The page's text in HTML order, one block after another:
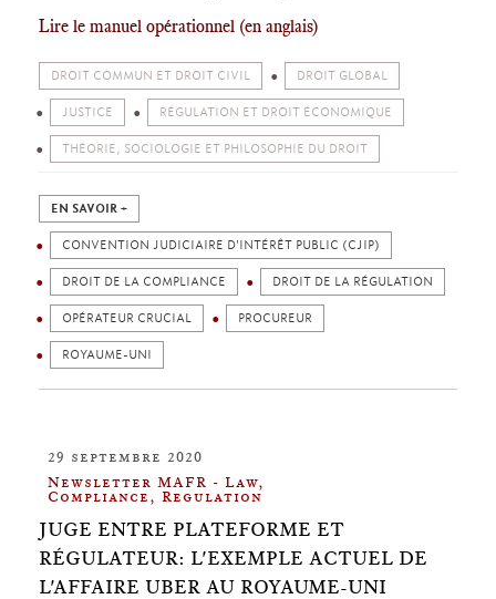
Lire le manuel opérationnel (en anglais)
DROIT COMMUN ET DROIT CIVIL DROIT GLOBAL
JUSTICE RÉGULATION ET DROIT ÉCONOMIQUE
THÉORIE, SOCIOLOGIE ET PHILOSOPHIE DU DROIT
EN SAVOIR +
CONVENTION JUDICIAIRE D'INTÉRÊT PUBLIC (CJIP)
DROIT DE LA COMPLIANCE DROIT DE LA RÉGULATION
OPÉRATEUR CRUCIAL PROCUREUR
ROYAUME-UNI
29 septembre 2020
Newsletter MAFR - Law,
Compliance, Regulation
JUGE ENTRE PLATEFORME ET
RÉGULATEUR: L'EXEMPLE ACTUEL DE
L'AFFAIRE UBER AU ROYAUME-UNI